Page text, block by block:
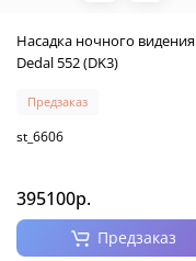
Насадка ночного видения
Dedal 552 (DK3)
Предзаказ
st_6606
395100р.
Предзаказ